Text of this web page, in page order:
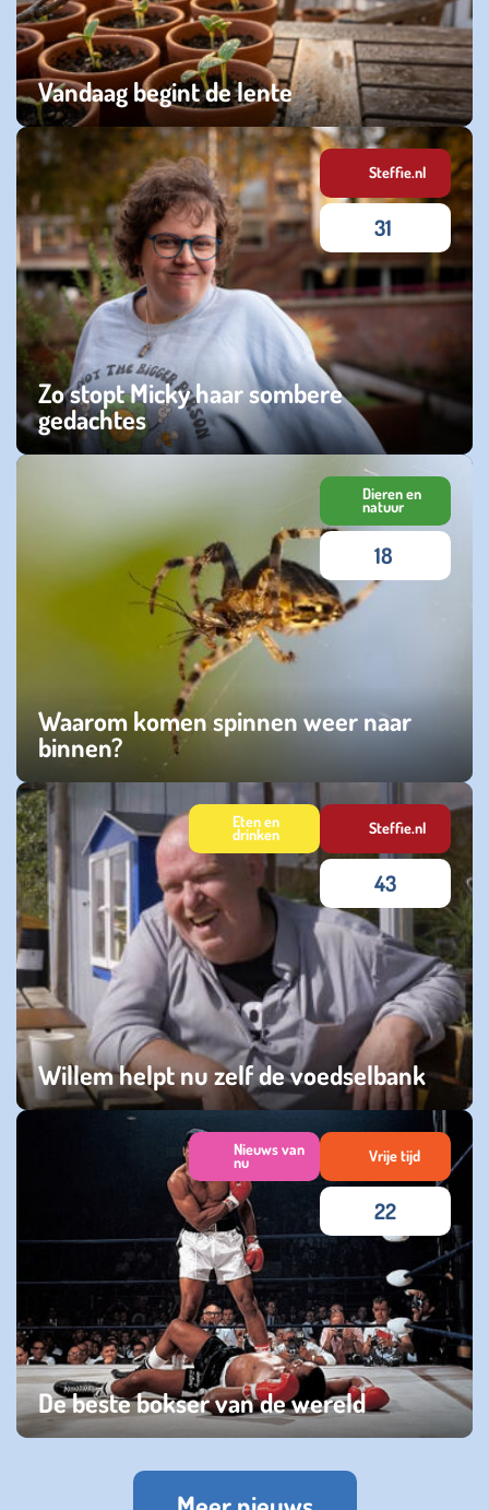
Vandaag begint de lente
vrijdag 20 maart 2026
Zo stopt Micky haar sombere
gedachtes
zaterdag 17 januari 2026
Steffie.nl
31
Waarom komen spinnen weer naar
binnen?
zaterdag 27 september 2025
Dieren en
natuur
18
Willem helpt nu zelf de voedselbank
donderdag 17 oktober 2024
Eten en
drinken Steffie.nl
43
De beste bokser van de wereld
Nieuws van
nu Vrije tijd
22